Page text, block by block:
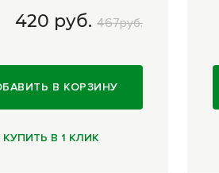
420 руб. 467руб.
В КОРЗИНУ
КУПИТЬ В 1 КЛИК